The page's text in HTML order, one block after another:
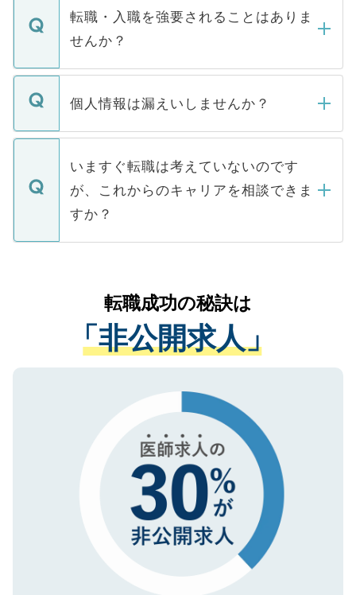
いただきますので、しばらくお待ちくださ
い。
うち約3割は、Webサイトからご覧いただ
けない「非公開求人」です。非公開求人は
下記の理由によって、一般には公開してい
ません。
■応募殺到を避けるため 人気のある医療機
関を公にしてしまうと、応募が殺到する場
に、医療機関が求める条件に合った人材の
みを人材紹介会社に依頼するケースが増え
ています。
転職・入職を強要されることはありま
せんか？
転職・入職を強要することは一切ありませ
ん。また、仮に応募先から内定をいただい
定を承諾する必要はありません。内定先へ
の辞退の連絡はキャリアパートナーが行い
ますので、ご安心ください。
個人情報は漏えいしませんか？
個人情報が漏えいすることはありませんの
で、ご安心ください。当サイトからの登録
などで収集したご登録者様の個人情報は、
ご本人のキャリアアップおよび転職活動の
支援を目的に使用いたします。お預かりし
ているすべての個人データはご本人の許可
は、個人情報の取り扱いについての厳密な
管理基準を満たした事業者のみに付与され
る、プライバシーマークを取得済みです。
ご登録いただいた個人情報は、SSL（デー
で、機密保持に関してもご安心ください。
いますぐ転職は考えていないのです
が、これからのキャリアを相談できま
すか？
かがいして、現在の医療機関の状況や紹介
経験をまじえながら、適切なアドバイスを
させていただきます。すぐにご転職をされ
ない方には、長期的なサポートが可能です
ので、まずはご登録ください。
転職成功の秘訣は
「非公開求人」